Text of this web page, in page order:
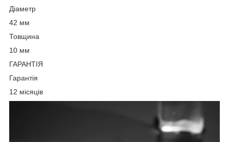
Діаметр
42 мм
Товщина
10 мм
ГАРАНТІЯ
Гарантія
12 місяців